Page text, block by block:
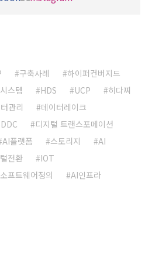
구축사례
하이퍼컨버지드
스템 HDS UCP
히다찌
관리
데이터레이크
디지털 트랜스포메이션
AI플랫폼 스토리지
AI
전환
IOT
소프트웨어정의
AI인프라